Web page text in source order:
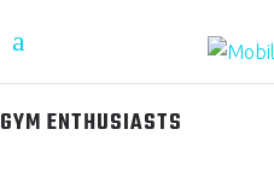
GYM ENTHUSIASTS